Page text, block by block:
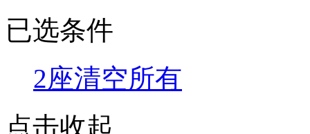
已选条件
2座清空所有
点击收起